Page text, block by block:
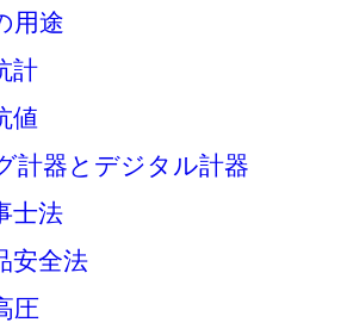
用途
計
値
計器とデジタル計器
士法
安全法
圧